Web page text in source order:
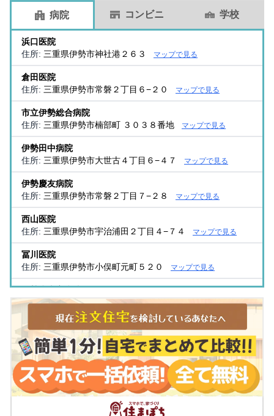
病院 コンビニ 学校
浜口医院
住所: 三重県伊勢市神社港２６３ マップで見る
倉田医院
住所: 三重県伊勢市常磐２丁目６−２０ マップで見る
市立伊勢総合病院
住所: 三重県伊勢市楠部町 ３０３８番地 マップで見る
伊勢田中病院
住所: 三重県伊勢市大世古４丁目６−４７ マップで見る
伊勢慶友病院
住所: 三重県伊勢市常磐２丁目７−２８ マップで見る
西山医院
住所: 三重県伊勢市宇治浦田２丁目４−７４ マップで見る
冨川医院
住所: 三重県伊勢市小俣町元町５２０ マップで見る
伊勢赤十字病院
住所:三重県伊勢市船江１丁目４７１番２ マップで見る
寺田クリニック
住所:三重県伊勢市小木町２６０−１ マップで見る
木村クリニック
住所:三重県伊勢市船江１丁目２−３８ マップで見る
山崎外科内科
三重県伊勢市楠部町乙７７ マップで見る